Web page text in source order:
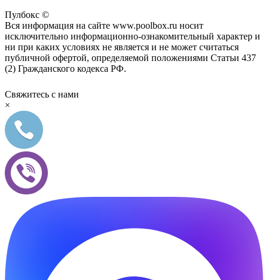
Пулбокс ©
Вся информация на сайте www.poolbox.ru носит
исключительно информационно-ознакомительный характер и
ни при каких условиях не является и не может считаться
публичной офертой, определяемой положениями Статьи 437
(2) Гражданского кодекса РФ.
Свяжитесь с нами
×